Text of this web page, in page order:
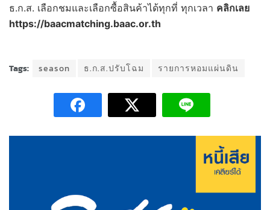
ธ.ก.ส. เลือกชมและเลือกซื้อสินค้าได้ทุกที่ ทุกเวลา คลิกเลย
https://baacmatching.baac.or.th
Tags: season ธ.ก.ส.ปรับโฉม รายการหอมแผ่นดิน